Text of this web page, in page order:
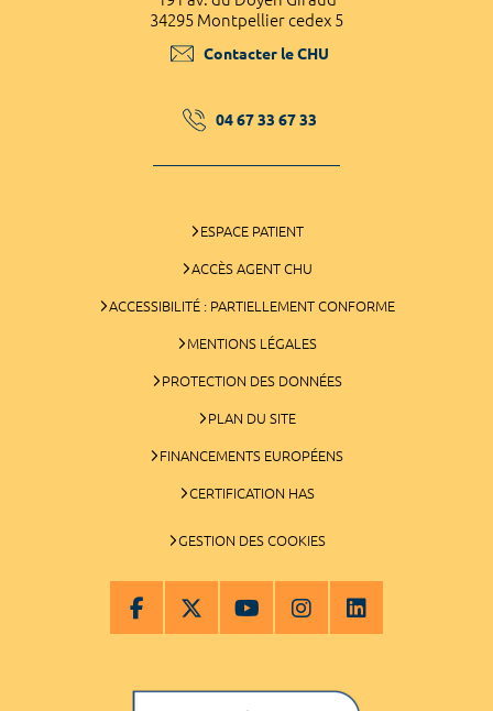
34295 Montpellier cedex 5
Contacter le CHU
04 67 33 67 33
ESPACE PATIENT
ACCÈS AGENT CHU
ACCESSIBILITÉ : PARTIELLEMENT CONFORME
MENTIONS LÉGALES
PROTECTION DES DONNÉES
PLAN DU SITE
FINANCEMENTS EUROPÉENS
CERTIFICATION HAS
GESTION DES COOKIES